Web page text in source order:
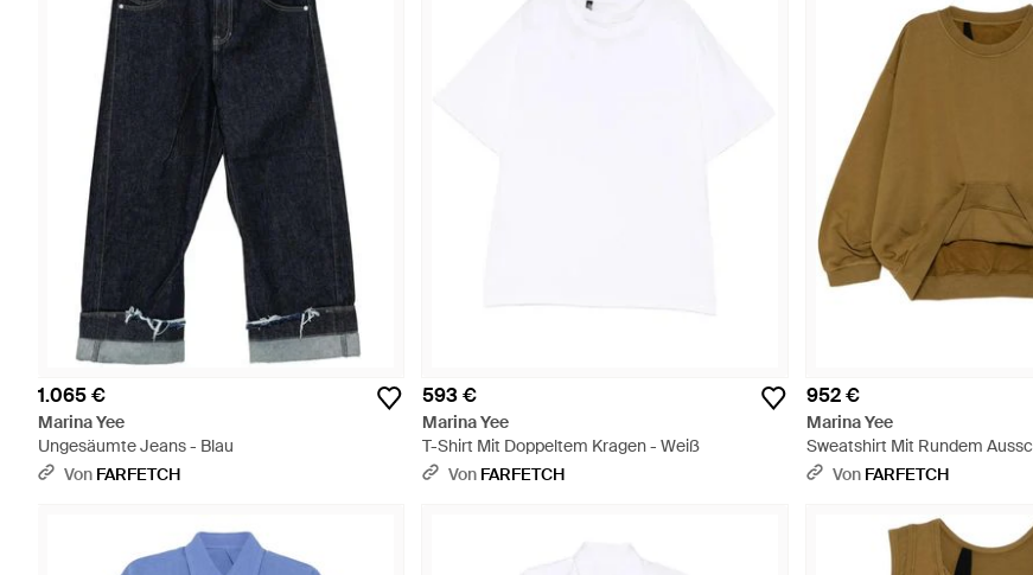
1.065 €
Marina Yee
Ungesäumte Jeans - Blau
Von FARFETCH
593 €
Marina Yee
T-Shirt Mit Doppeltem Kragen - Weiß
Von FARFETCH
952 €
Marina Yee
Sweatshirt Mit Rundem
Von FARFETCH